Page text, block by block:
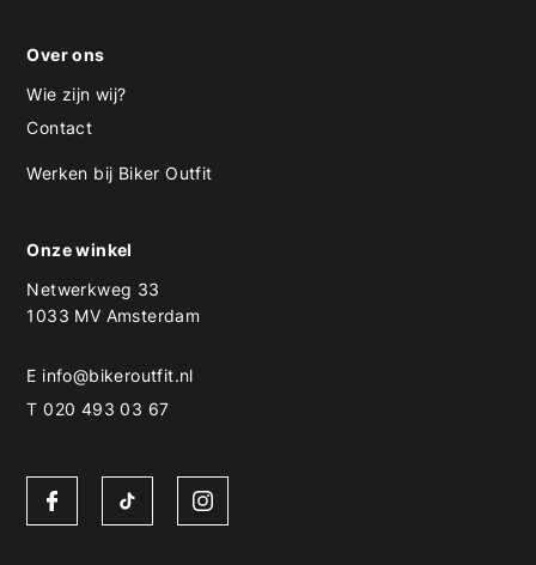
Over ons
Wie zijn wij?
Contact
Werken bij Biker Outfit
Onze winkel
Netwerkweg 33
1033 MV Amsterdam
E info@bikeroutfit.nl
T 020 493 03 67